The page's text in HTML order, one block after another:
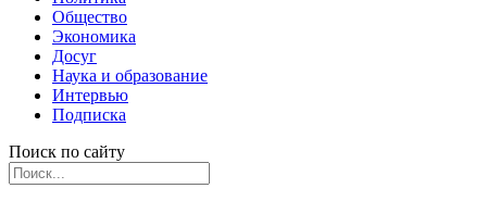
Общество
Экономика
Досуг
Наука и образование
Интервью
Подписка
Поиск по сайту